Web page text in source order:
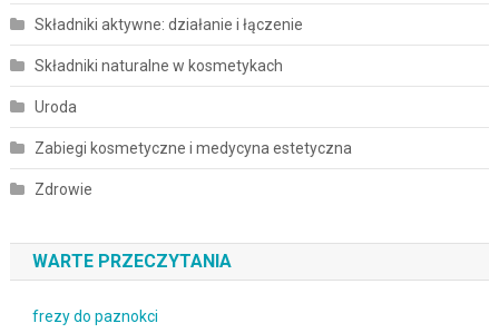
Składniki aktywne: działanie i łączenie
Składniki naturalne w kosmetykach
Uroda
Zabiegi kosmetyczne i medycyna estetyczna
Zdrowie
WARTE PRZECZYTANIA
frezy do paznokci